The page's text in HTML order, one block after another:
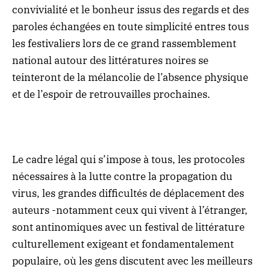
convivialité et le bonheur issus des regards et des
paroles échangées en toute simplicité entres tous
les festivaliers lors de ce grand rassemblement
national autour des littératures noires se
teinteront de la mélancolie de l’absence physique
et de l’espoir de retrouvailles prochaines.
Le cadre légal qui s’impose à tous, les protocoles
nécessaires à la lutte contre la propagation du
virus, les grandes difficultés de déplacement des
auteurs -notamment ceux qui vivent à l’étranger,
sont antinomiques avec un festival de littérature
culturellement exigeant et fondamentalement
populaire, où les gens discutent avec les meilleurs